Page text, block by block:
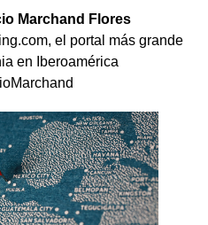
Marchand Flores
el portal más grande
en Iberoamérica